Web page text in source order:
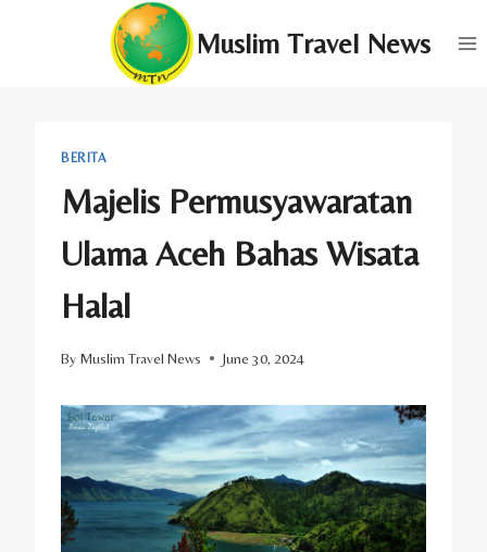
Muslim Travel News
BERITA
Majelis Permusyawaratan
Ulama Aceh Bahas Wisata
Halal
By Muslim Travel News June 30, 2024